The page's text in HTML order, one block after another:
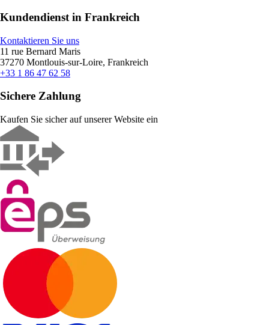
Kundendienst in Frankreich
Kontaktieren Sie uns
11 rue Bernard Maris
37270 Montlouis-sur-Loire, Frankreich
+33 1 86 47 62 58
Sichere Zahlung
Kaufen Sie sicher auf unserer Website ein